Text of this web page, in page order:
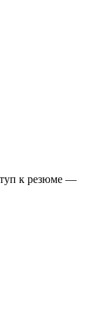
к резюме —